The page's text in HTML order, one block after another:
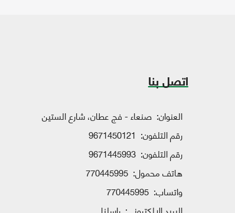
اتصل بنا
العنوان: صنعاء - فج عطان، شارع الستين
رقم التلفون: 9671450121
رقم التلفون: 9671445993
هاتف محمول: 770445995
واتساب: 770445995